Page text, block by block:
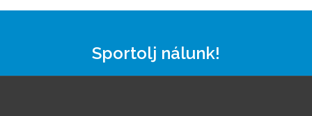
Sportolj nálunk!